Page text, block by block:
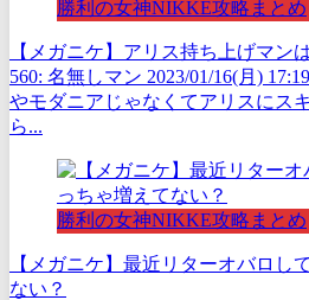
勝利の女神NIKKE攻略まとめ
【メガニケ】アリス持ち上げマン
560: 名無しマン 2023/01/16(月)
やモダニアじゃなくてアリスにス
ら...
勝利の女神NIKKE攻略まとめ
【メガニケ】最近リターオバロし
ない？